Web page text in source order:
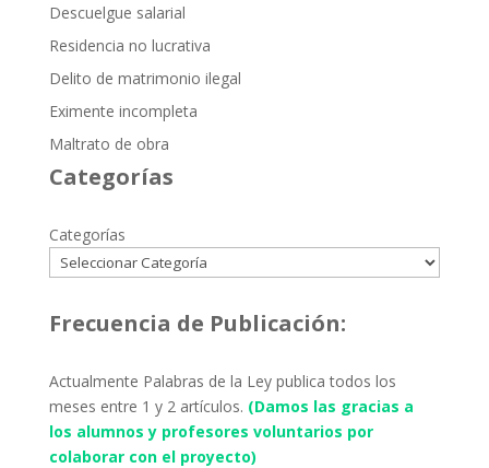
Descuelgue salarial
Residencia no lucrativa
Delito de matrimonio ilegal
Eximente incompleta
Maltrato de obra
Categorías
Categorías
Frecuencia de Publicación:
Actualmente Palabras de la Ley publica todos los
meses entre 1 y 2 artículos. (Damos las gracias a
los alumnos y profesores voluntarios por
colaborar con el proyecto)